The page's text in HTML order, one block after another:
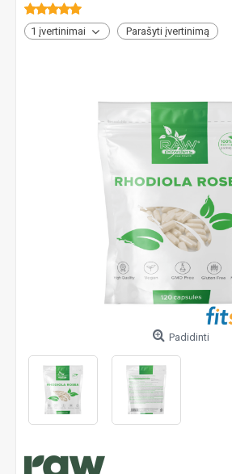
1 įvertinimai Parašyti įvertinimą
Padidinti